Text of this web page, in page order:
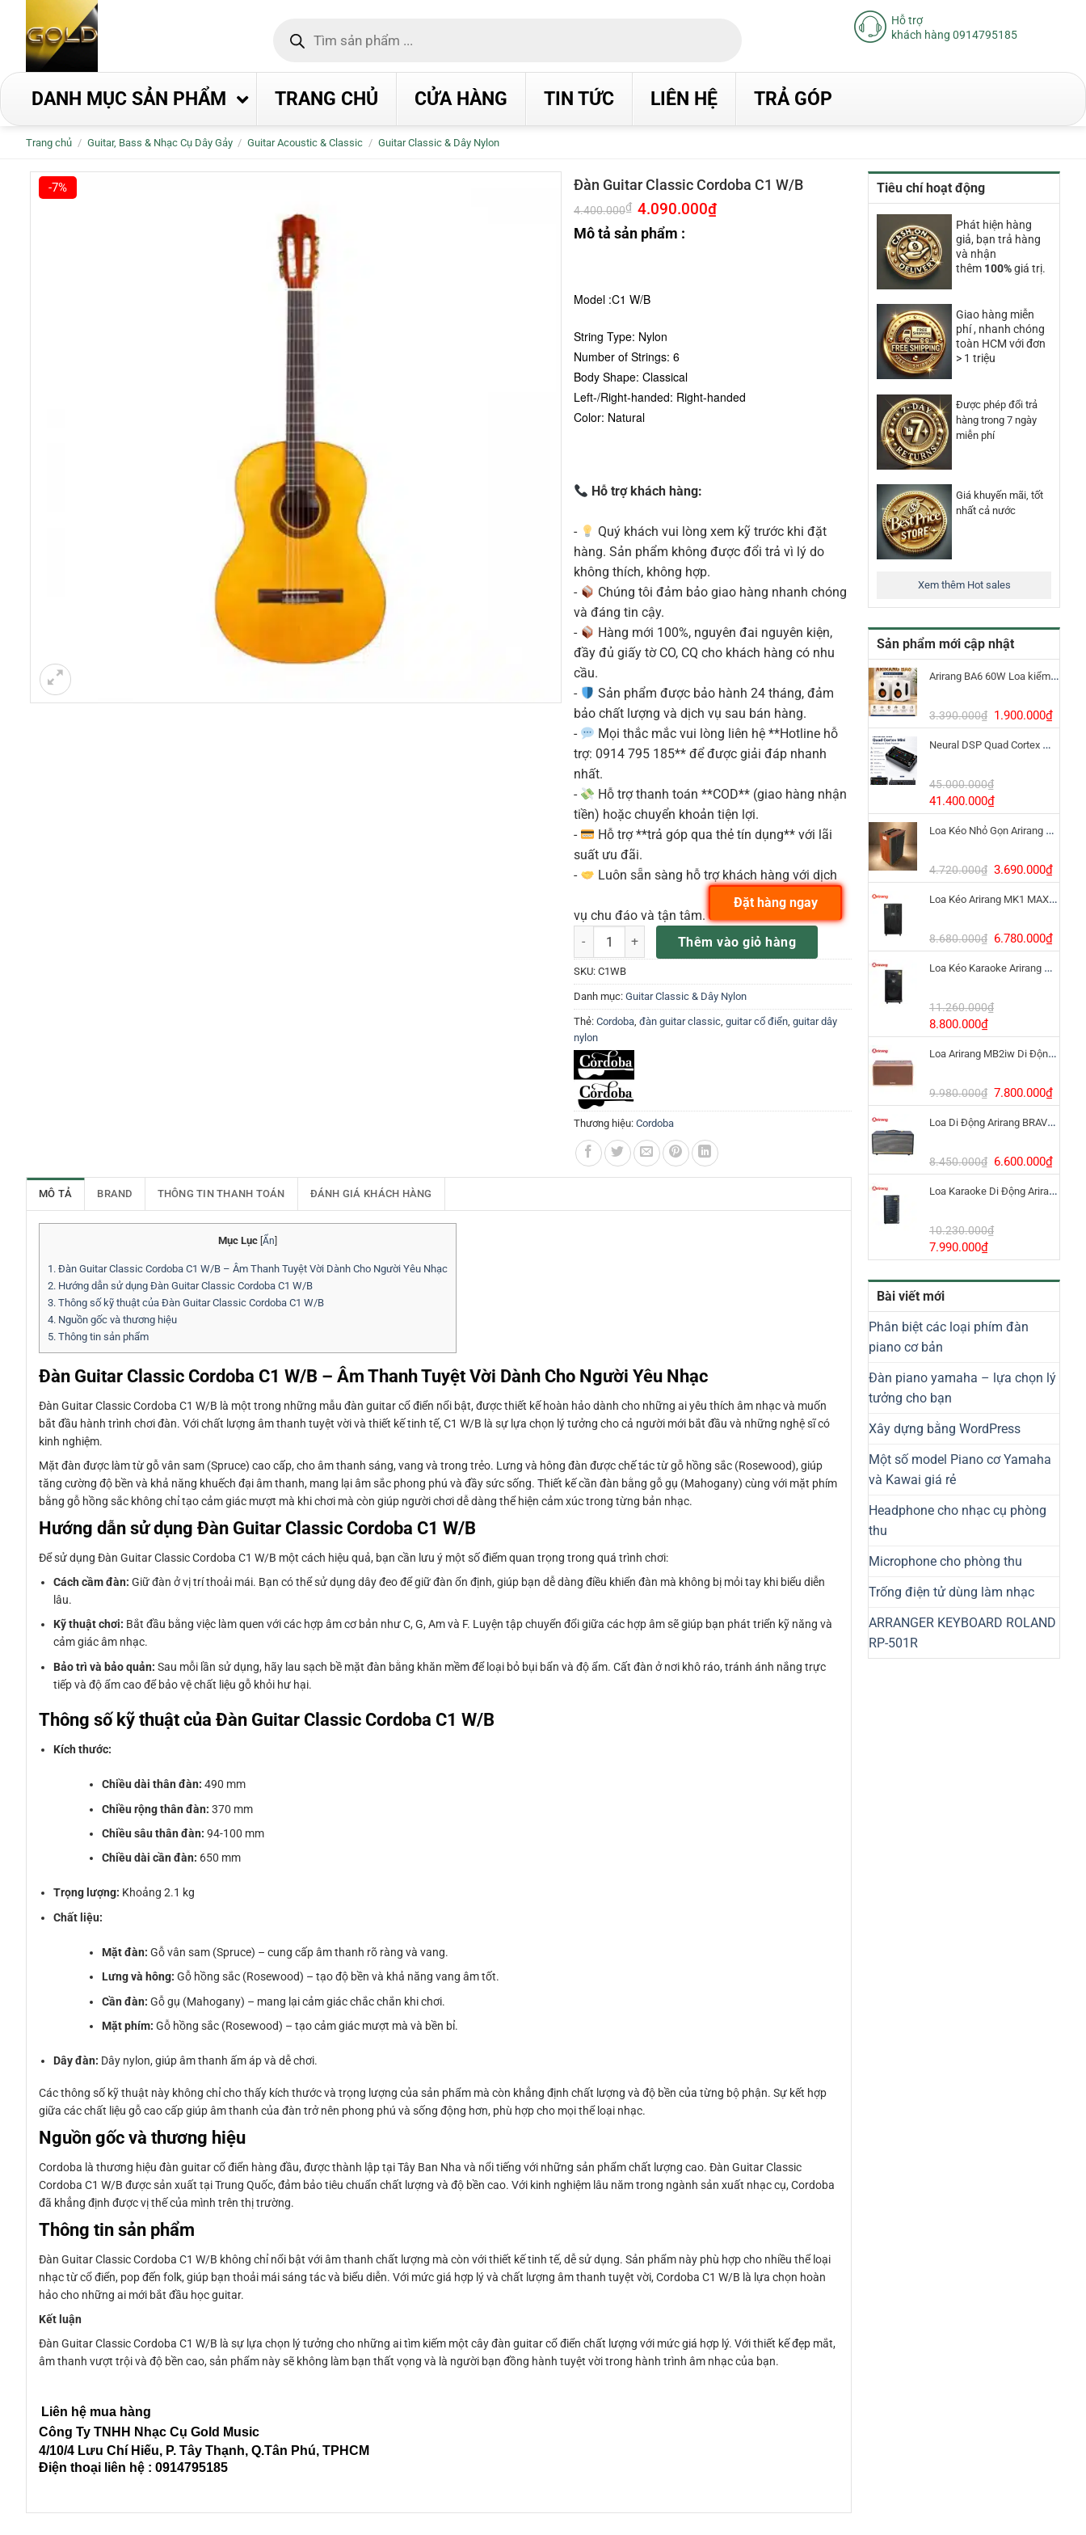
dung
kiếm
Hỗ trợ
khách hàng 0914795185
DANH MỤC SẢN PHẨM TRANG CHỦ CỬA HÀNG TIN TỨC LIÊN HỆ TRẢ GÓP
Trang chủ / Guitar, Bass & Nhạc Cụ Dây Gảy / Guitar Acoustic & Classic / Guitar Classic & Dây Nylon
Tiêu chí hoạt động
Phát hiện hàng
giả, bạn trả hàng
và nhận
thêm 100%giá trị.
Giao hàng miễn
phí , nhanh chóng
toàn HCM với đơn
> 1 triệu
Được phép đổi trả
hàng trong 7 ngày
miễn phí
Giá khuyến mãi, tốt
nhất cả nước
Xem thêm Hot sales
Sản phẩm mới cập nhật
Arirang BA6 60W Loa kiểm âm Bluetooth 5.3
3.390.000₫ Giá
gốc
là:
1.900.000₫Giá
hiện
Neural DSP Quad Cortex Mini – Amp Modeler Cao Cấp
45.000.000₫
Giá
gốc
là:
41.400.000₫Giá
hiện
tại
41.400.000₫.
Loa Kéo Nhỏ Gọn Arirang MKS2.5 Bass 12 Inch
4.720.000₫ Giá
gốc
là:
3.690.000₫Giá
hiện
tại
Loa Kéo Arirang MK1 MAX 1200W Pin LiFePo4
8.680.000₫ Giá
gốc
là:
6.780.000₫Giá
hiện
Loa Kéo Karaoke Arirang MK6 MAX Bass 40cm
11.260.000₫
Giá
gốc
là:
8.800.000₫Giá
hiện
tại
8.800.000₫.
Loa Arirang MB2iw Di Động 1200W Kèm Micro
9.980.000₫ Giá
gốc
là:
7.800.000₫Giá
hiện
tại
Loa Di Động Arirang BRAVO 8 800W Có Micro
8.450.000₫ Giá
gốc
là:
6.600.000₫Giá
hiện
tại
Loa Karaoke Di Động Arirang EDGE-X Model I
10.230.000₫
Giá
gốc
là:
10.230.000₫.
7.990.000₫Giá
hiện
tại
7.990.000₫.
Bài viết mới
Phân biệt các loại phím đàn
piano cơ bản
Đàn piano yamaha – lựa chọn lý
tưởng cho bạn
Xây dựng bằng WordPress
Một số model Piano cơ Yamaha
và Kawai giá rẻ
Headphone cho nhạc cụ phòng
thu
Microphone cho phòng thu
Trống điện tử dùng làm nhạc
ARRANGER KEYBOARD ROLAND
RP-501R
-7% Đàn Guitar Classic Cordoba C1 W/B
4.400.000₫ Giá
gốc
là:
4.400.000₫.
4.090.000₫Giá
Mô tả sản phẩm :
Model :C1 W/B
String Type: Nylon
Number of Strings: 6
Body Shape: Classical
Left-/Right-handed: Right-handed
Color: Natural
Hỗ trợ khách hàng:
-
Quý khách vui lòng xem kỹ trước khi đặt
hàng. Sản phẩm không được đổi trả vì lý do
không thích, không hợp.
-
Chúng tôi đảm bảo giao hàng nhanh chóng
và đáng tin cậy.
-
Hàng mới 100%, nguyên đai nguyên kiện,
đầy đủ giấy tờ CO, CQ cho khách hàng có nhu
cầu.
-
Sản phẩm được bảo hành 24 tháng, đảm
bảo chất lượng và dịch vụ sau bán hàng.
-
Mọi thắc mắc vui lòng liên hệ **Hotline hỗ
trợ: 0914 795 185** để được giải đáp nhanh
nhất.
-
Hỗ trợ thanh toán **COD** (giao hàng nhận
tiền) hoặc chuyển khoản tiện lợi.
-
Hỗ trợ **trả góp qua thẻ tín dụng** với lãi
suất ưu đãi.
-
Luôn sẵn sàng hỗ trợ khách hàng với dịch
vụ chu đáo và tận tâm.
Đàn Guitar Classic Cordoba C1 W/B số lượng
Thêm vào giỏ hàng
Đặt hàng ngay
SKU: C1WB
Danh mục: Guitar Classic & Dây Nylon
Thẻ: Cordoba, đàn guitar classic, guitar cổ điển, guitar dây
nylon
Thương hiệu: Cordoba
MÔ TẢ BRAND THÔNG TIN THANH TOÁN ĐÁNH GIÁ KHÁCH HÀNG
Mục Lục Ẩn
1. Đàn Guitar Classic Cordoba C1 W/B – Âm Thanh Tuyệt Vời Dành Cho Người Yêu Nhạc
2. Hướng dẫn sử dụng Đàn Guitar Classic Cordoba C1 W/B
3. Thông số kỹ thuật của Đàn Guitar Classic Cordoba C1 W/B
4. Nguồn gốc và thương hiệu
5. Thông tin sản phẩm
Đàn Guitar Classic Cordoba C1 W/B – Âm Thanh Tuyệt Vời Dành Cho Người Yêu Nhạc
Đàn Guitar Classic Cordoba C1 W/B là một trong những mẫu đàn guitar cổ điển nổi bật, được thiết kế hoàn hảo dành cho những ai yêu thích âm nhạc và muốn
bắt đầu hành trình chơi đàn. Với chất lượng âm thanh tuyệt vời và thiết kế tinh tế, C1 W/B là sự lựa chọn lý tưởng cho cả người mới bắt đầu và những nghệ sĩ có
kinh nghiệm.
Mặt đàn được làm từ gỗ vân sam (Spruce) cao cấp, cho âm thanh sáng, vang và trong trẻo. Lưng và hông đàn được chế tác từ gỗ hồng sắc (Rosewood), giúp
tăng cường độ bền và khả năng khuếch đại âm thanh, mang lại âm sắc phong phú và đầy sức sống. Thiết kế cần đàn bằng gỗ gụ (Mahogany) cùng với mặt phím
bằng gỗ hồng sắc không chỉ tạo cảm giác mượt mà khi chơi mà còn giúp người chơi dễ dàng thể hiện cảm xúc trong từng bản nhạc.
Hướng dẫn sử dụng Đàn Guitar Classic Cordoba C1 W/B
Để sử dụng Đàn Guitar Classic Cordoba C1 W/B một cách hiệu quả, bạn cần lưu ý một số điểm quan trọng trong quá trình chơi:
Cách cầm đàn: Giữ đàn ở vị trí thoải mái. Bạn có thể sử dụng dây đeo để giữ đàn ổn định, giúp bạn dễ dàng điều khiển đàn mà không bị mỏi tay khi biểu diễn
lâu.
Kỹ thuật chơi: Bắt đầu bằng việc làm quen với các hợp âm cơ bản như C, G, Am và F. Luyện tập chuyển đổi giữa các hợp âm sẽ giúp bạn phát triển kỹ năng và
cảm giác âm nhạc.
Bảo trì và bảo quản: Sau mỗi lần sử dụng, hãy lau sạch bề mặt đàn bằng khăn mềm để loại bỏ bụi bẩn và độ ẩm. Cất đàn ở nơi khô ráo, tránh ánh nắng trực
tiếp và độ ẩm cao để bảo vệ chất liệu gỗ khỏi hư hại.
Thông số kỹ thuật của Đàn Guitar Classic Cordoba C1 W/B
Kích thước:
Chiều dài thân đàn: 490 mm
Chiều rộng thân đàn: 370 mm
Chiều sâu thân đàn: 94-100 mm
Chiều dài cần đàn: 650 mm
Trọng lượng: Khoảng 2.1 kg
Chất liệu:
Mặt đàn: Gỗ vân sam (Spruce) – cung cấp âm thanh rõ ràng và vang.
Lưng và hông: Gỗ hồng sắc (Rosewood) – tạo độ bền và khả năng vang âm tốt.
Cần đàn: Gỗ gụ (Mahogany) – mang lại cảm giác chắc chắn khi chơi.
Mặt phím: Gỗ hồng sắc (Rosewood) – tạo cảm giác mượt mà và bền bỉ.
Dây đàn: Dây nylon, giúp âm thanh ấm áp và dễ chơi.
Các thông số kỹ thuật này không chỉ cho thấy kích thước và trọng lượng của sản phẩm mà còn khẳng định chất lượng và độ bền của từng bộ phận. Sự kết hợp
giữa các chất liệu gỗ cao cấp giúp âm thanh của đàn trở nên phong phú và sống động hơn, phù hợp cho mọi thể loại nhạc.
Nguồn gốc và thương hiệu
Cordoba là thương hiệu đàn guitar cổ điển hàng đầu, được thành lập tại Tây Ban Nha và nổi tiếng với những sản phẩm chất lượng cao. Đàn Guitar Classic
Cordoba C1 W/B được sản xuất tại Trung Quốc, đảm bảo tiêu chuẩn chất lượng và độ bền cao. Với kinh nghiệm lâu năm trong ngành sản xuất nhạc cụ, Cordoba
đã khẳng định được vị thế của mình trên thị trường.
Thông tin sản phẩm
Đàn Guitar Classic Cordoba C1 W/B không chỉ nổi bật với âm thanh chất lượng mà còn với thiết kế tinh tế, dễ sử dụng. Sản phẩm này phù hợp cho nhiều thể loại
nhạc từ cổ điển, pop đến folk, giúp bạn thoải mái sáng tác và biểu diễn. Với mức giá hợp lý và chất lượng âm thanh tuyệt vời, Cordoba C1 W/B là lựa chọn hoàn
hảo cho những ai mới bắt đầu học guitar.
Kết luận
Đàn Guitar Classic Cordoba C1 W/B là sự lựa chọn lý tưởng cho những ai tìm kiếm một cây đàn guitar cổ điển chất lượng với mức giá hợp lý. Với thiết kế đẹp mắt,
âm thanh vượt trội và độ bền cao, sản phẩm này sẽ không làm bạn thất vọng và là người bạn đồng hành tuyệt vời trong hành trình âm nhạc của bạn.
Liên hệ mua hàng
Công Ty TNHH Nhạc Cụ Gold Music
4/10/4 Lưu Chí Hiếu, P. Tây Thạnh, Q.Tân Phú, TPHCM
Điện thoại liên hệ : 0914795185